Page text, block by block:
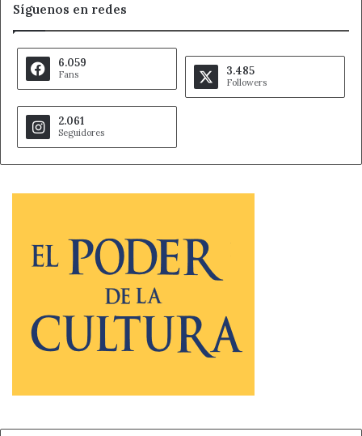
Síguenos en redes
6.059
Fans 3.485
Followers
2.061
Seguidores